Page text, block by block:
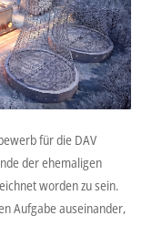
für die DAV
der ehemaligen
worden zu sein.
Aufgabe auseinander,